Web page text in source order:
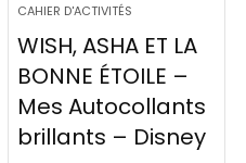
CAHIER D'ACTIVITÉS
WISH, ASHA ET LA
BONNE ÉTOILE –
Mes Autocollants
brillants – Disney